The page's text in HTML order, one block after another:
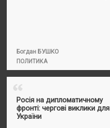
Богдан БУШКО
ПОЛИТИКА
“
Росія на дипломатичному
фронті: чергові виклики для
України